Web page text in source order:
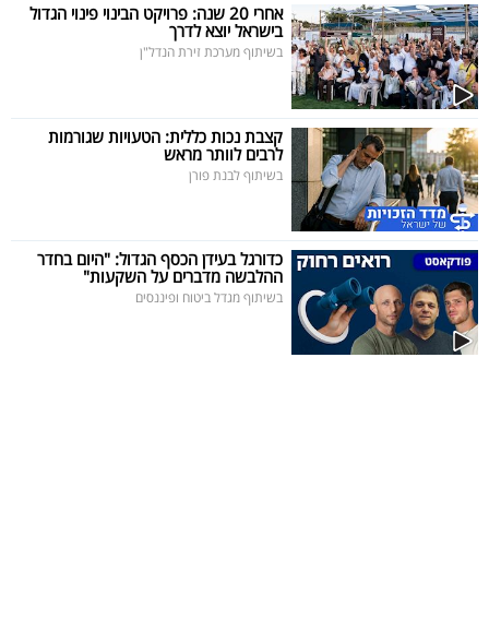
אחרי 20 שנה: פרויקט הבינוי פינוי הגדול
בישראל יוצא לדרך
בשיתוף מערכת זירת הנדל"ן
קצבת נכות כללית: הטעויות שגורמות
לרבים לוותר מראש
בשיתוף לבנת פורן
כדורגל בעידן הכסף הגדול: "היום בחדר
ההלבשה מדברים על השקעות"
בשיתוף מגדל ביטוח ופיננסים